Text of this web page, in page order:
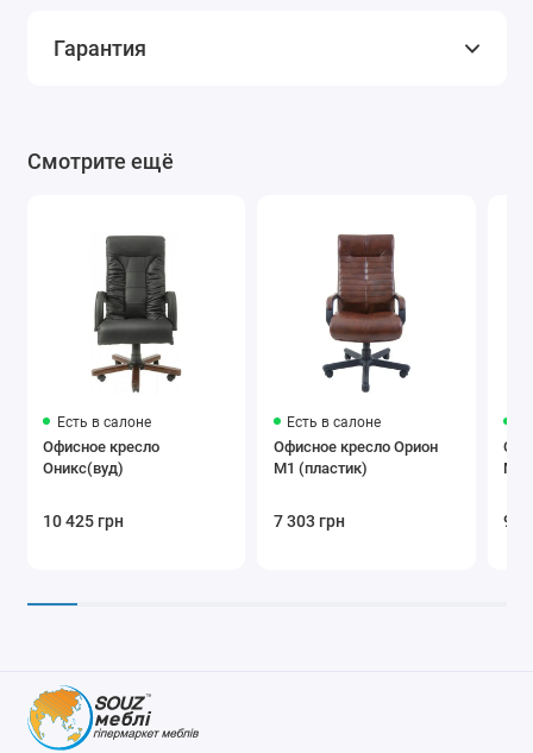
Гарантия
Смотрите ещё
Есть в салоне
Офисное кресло
Оникс(вуд)
10 425 грн
Есть в салоне
Офисное кресло Орион
M1 (пластик)
7 303 грн
M1
9